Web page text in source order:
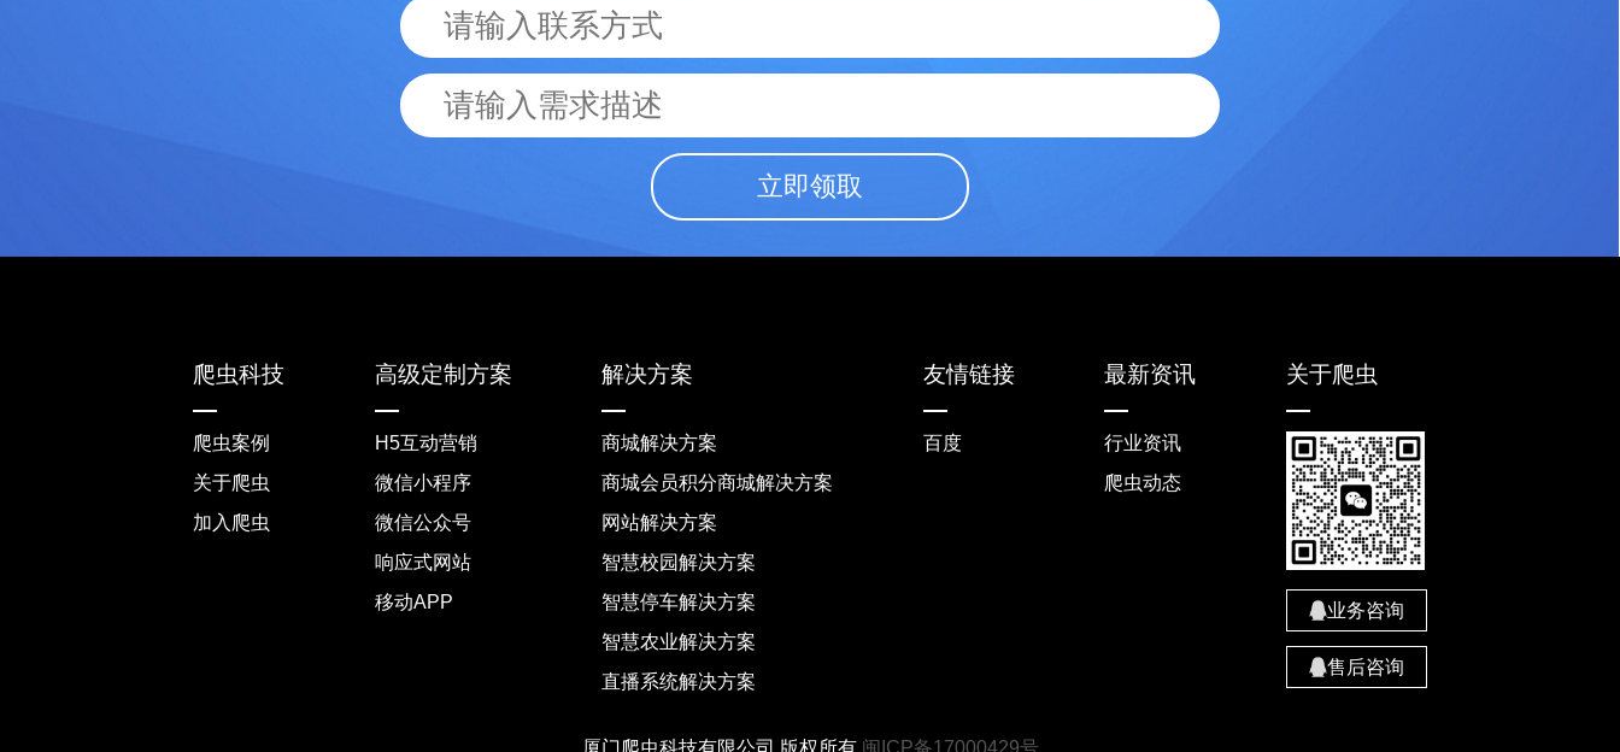
立即领取
爬虫科技
爬虫案例
关于爬虫
加入爬虫
高级定制方案
H5互动营销
微信小程序
微信公众号
响应式网站
移动APP
解决方案
商城解决方案
商城会员积分商城解决方案
网站解决方案
智慧校园解决方案
智慧停车解决方案
智慧农业解决方案
直播系统解决方案
友情链接
百度
最新资讯
行业资讯
爬虫动态
关于爬虫
业务咨询
售后咨询
厦门爬虫科技有限公司 版权所有 闽ICP备17000429号